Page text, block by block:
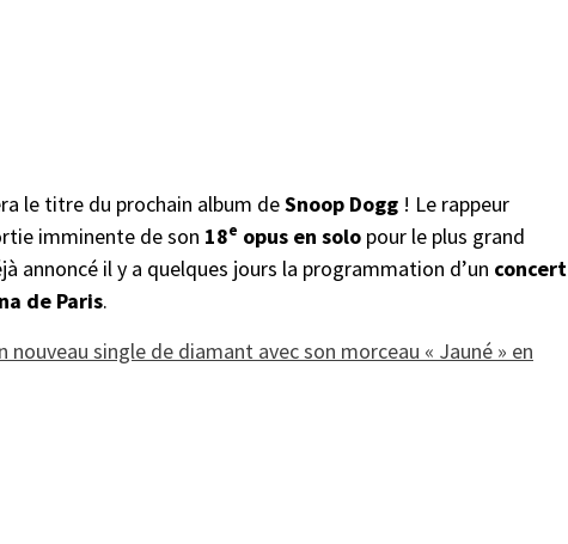
le titre du prochain album deSnoop Dogg ! Le rappeur
imminente de son 18e opus en solo pour le plus grand
annoncé il y a quelques jours la programmation d’un concert
de Paris.
nouveau single de diamant avec son morceau « Jauné » en